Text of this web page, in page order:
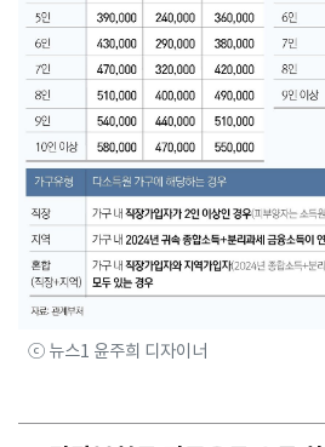
ⓒ 뉴스1 윤주희 디자이너